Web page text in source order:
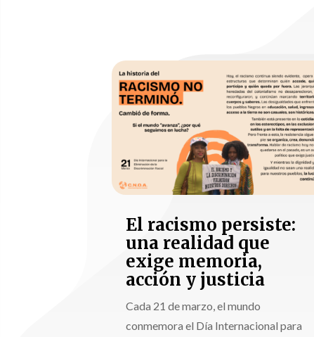
El racismo persiste:
una realidad que
exige memoria,
acción y justicia
Cada 21 de marzo, el mundo
conmemora el Día Internacional para